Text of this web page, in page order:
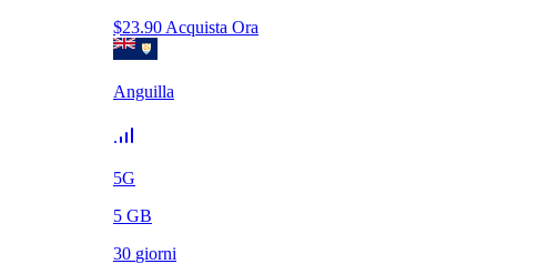
$23.90 Acquista Ora
Anguilla
5G
5 GB
30 giorni